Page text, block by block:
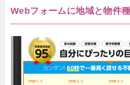
Webフォームに地域と物件